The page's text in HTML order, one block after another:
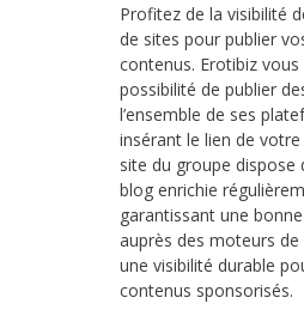
Profitez de la visibilité
de sites pour publier
contenus. Erotibiz
possibilité de publier
l’ensemble de ses
insérant le lien de votre
site du groupe dispose
blog enrichie
garantissant une
auprès des moteurs
une visibilité durable
contenus sponsorisés.